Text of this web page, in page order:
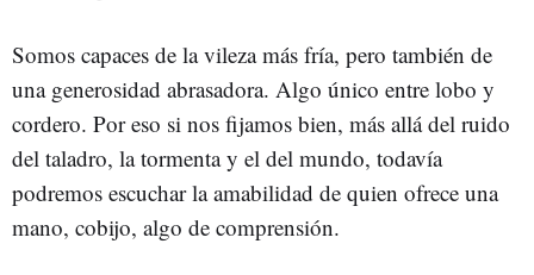
Somos capaces de la vileza más fría, pero también de
una generosidad abrasadora. Algo único entre lobo y
cordero. Por eso si nos fijamos bien, más allá del ruido
del taladro, la tormenta y el del mundo, todavía
podremos escuchar la amabilidad de quien ofrece una
mano, cobijo, algo de comprensión.